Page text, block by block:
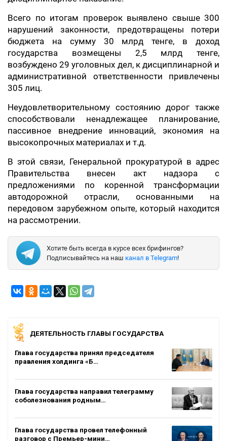
Всего по итогам проверок выявлено свыше 300
нарушений законности, предотвращены потери
бюджета на сумму 30 млрд тенге, в доход
государства возмещены 2,5 млрд тенге,
возбуждено 29 уголовных дел, к дисциплинарной и
административной ответственности привлечены
305 лиц.
Неудовлетворительному состоянию дорог также
способствовали ненадлежащее планирование,
пассивное внедрение инноваций, экономия на
высокопрочных материалах и т.д.
В этой связи, Генеральной прокуратурой в адрес
Правительства внесен акт надзора с
предложениями по коренной трансформации
автодорожной отрасли, основанными на
передовом зарубежном опыте, который находится
на рассмотрении.
Хотите быть всегда в курсе всех брифингов?
Подписывайтесь на наш канал в Telegram!
ДЕЯТЕЛЬНОСТЬ ГЛАВЫ ГОСУДАРСТВА
Глава государства принял председателя
правления холдинга «Б…
Глава государства направил телеграмму
соболезнования родным…
Глава государства провел телефонный
разговор с Премьер-мини…